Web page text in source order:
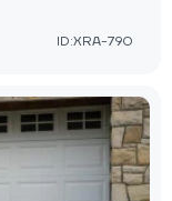
ID:XRA-790